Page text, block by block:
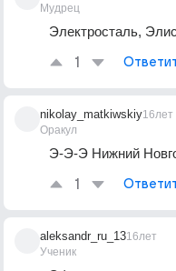
Мудрец
Электросталь,
1
nikolay_matkiwskiy
Оракул
16лет
Э-Э-Э Нижний
1
aleksandr_ru_13
Ученик
16лет